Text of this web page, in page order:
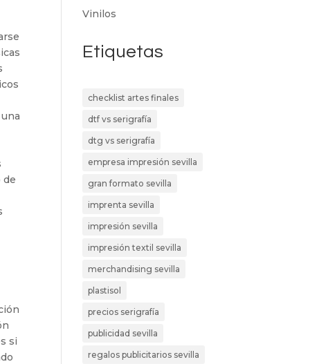
de
si
Vinilos
Etiquetas
checklist artes finales
dtf vs serigrafía
dtg vs serigrafía
empresa impresión sevilla
gran formato sevilla
imprenta sevilla
impresión sevilla
impresión textil sevilla
merchandising sevilla
plastisol
precios serigrafía
publicidad sevilla
regalos publicitarios sevilla